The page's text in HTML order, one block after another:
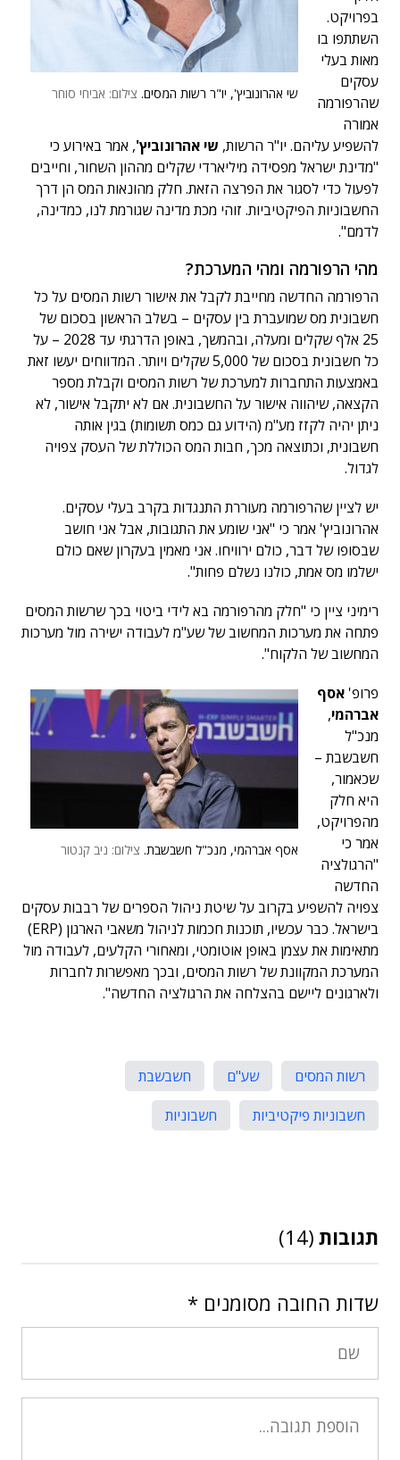
שי אהרונוביץ', יו"ר רשות המסים. צילום: אביחי סוחר
בפרויקט.
השתתפו בו
מאות בעלי
עסקים
שהרפורמה
אמורה
להשפיע עליהם. יו"ר הרשות, שי אהרונוביץ', אמר באירוע כי
"מדינת ישראל מפסידה מיליארדי שקלים מההון השחור, וחייבים
לפעול כדי לסגור את הפרצה הזאת. חלק מהונאות המס הן דרך
החשבוניות הפיקטיביות. זוהי מכת מדינה שגורמת לנו, כמדינה,
לדמם".
מהי הרפורמה ומהי המערכת?
הרפורמה החדשה מחייבת לקבל את אישור רשות המסים על כל
חשבונית מס שמועברת בין עסקים – בשלב הראשון בסכום של
25 אלף שקלים ומעלה, ובהמשך, באופן הדרגתי עד 2028 – על
כל חשבונית בסכום של 5,000 שקלים ויותר. המדווחים יעשו זאת
באמצעות התחברות למערכת של רשות המסים וקבלת מספר
הקצאה, שיהווה אישור על החשבונית. אם לא יתקבל אישור, לא
ניתן יהיה לקזז מע"מ (הידוע גם כמס תשומות) בגין אותה
חשבונית, וכתוצאה מכך, חבות המס הכוללת של העסק צפויה
לגדול.
יש לציין שהרפורמה מעוררת התנגדות בקרב בעלי עסקים.
אהרונוביץ' אמר כי "אני שומע את התגובות, אבל אני חושב
שבסופו של דבר, כולם ירוויחו. אני מאמין בעקרון שאם כולם
ישלמו מס אמת, כולנו נשלם פחות".
רימיני ציין כי "חלק מהרפורמה בא לידי ביטוי בכך שרשות המסים
פתחה את מערכות המחשוב של שע"מ לעבודה ישירה מול מערכות
המחשוב של הלקוח".
אסף אברהמי, מנכ"ל חשבשבת. צילום: ניב קנטור
פרופ' אסף
אברהמי,
מנכ"ל
חשבשבת –
שכאמור,
היא חלק
מהפרויקט,
אמר כי
"הרגולציה
החדשה
צפויה להשפיע בקרוב על שיטת ניהול הספרים של רבבות עסקים
בישראל. כבר עכשיו, תוכנות חכמות לניהול משאבי הארגון (ERP)
מתאימות את עצמן באופן אוטומטי, ומאחורי הקלעים, לעבודה מול
המערכת המקוונת של רשות המסים, ובכך מאפשרות לחברות
ולארגונים ליישם בהצלחה את הרגולציה החדשה".
רשות המסים שע"ם
חשבשבת
חשבוניות פיקטיביות
חשבוניות
תגובות (14)
שדות החובה מסומנים *